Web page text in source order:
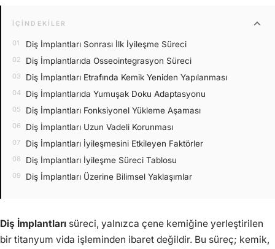
İÇINDEKILER expand_more
Diş İmplantları Sonrası İlk İyileşme Süreci
Diş İmplantlarıda Osseointegrasyon Süreci
Diş İmplantları Etrafında Kemik Yeniden Yapılanması
Diş İmplantlarıda Yumuşak Doku Adaptasyonu
Diş İmplantları Fonksiyonel Yükleme Aşaması
Diş İmplantları Uzun Vadeli Korunması
Diş İmplantları İyileşmesini Etkileyen Faktörler
Diş İmplantları İyileşme Süreci Tablosu
Diş İmplantları Üzerine Bilimsel Yaklaşımlar
Diş İmplantları süreci, yalnızca çene kemiğine yerleştirilen
bir titanyum vida işleminden ibaret değildir. Bu süreç; kemik,